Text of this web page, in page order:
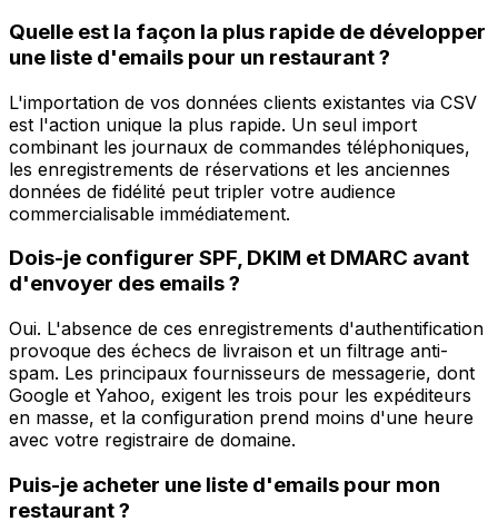
Quelle est la façon la plus rapide de développer
une liste d'emails pour un restaurant ?
L'importation de vos données clients existantes via CSV
est l'action unique la plus rapide. Un seul import
combinant les journaux de commandes téléphoniques,
les enregistrements de réservations et les anciennes
données de fidélité peut tripler votre audience
commercialisable immédiatement.
Dois-je configurer SPF, DKIM et DMARC avant
d'envoyer des emails ?
Oui. L'absence de ces enregistrements d'authentification
provoque des échecs de livraison et un filtrage anti-
spam. Les principaux fournisseurs de messagerie, dont
Google et Yahoo, exigent les trois pour les expéditeurs
en masse, et la configuration prend moins d'une heure
avec votre registraire de domaine.
Puis-je acheter une liste d'emails pour mon
restaurant ?